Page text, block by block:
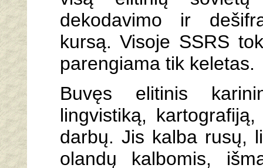
dekodavimo ir
kursą. Visoje SSRS
parengiama tik keletas.
Buvęs elitinis
lingvistiką,
darbų. Jis kalba rusų,
olandų kalbomis,